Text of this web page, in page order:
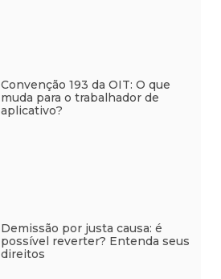
Convenção 193 da OIT: O que
muda para o trabalhador de
aplicativo?
Demissão por justa causa: é
possível reverter? Entenda seus
direitos